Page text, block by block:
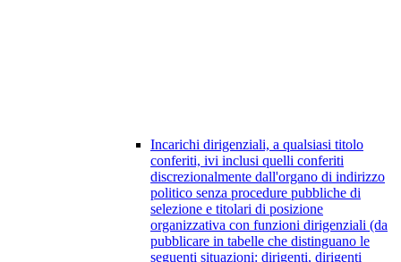
Incarichi dirigenziali, a qualsiasi titolo
conferiti, ivi inclusi quelli conferiti
discrezionalmente dall'organo di indirizzo
politico senza procedure pubbliche di
selezione e titolari di posizione
organizzativa con funzioni dirigenziali (da
pubblicare in tabelle che distinguano le
seguenti situazioni: dirigenti, dirigenti